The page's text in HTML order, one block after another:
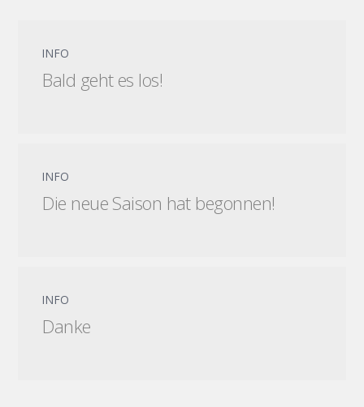
INFO
Bald geht es los!
INFO
Die neue Saison hat begonnen!
INFO
Danke